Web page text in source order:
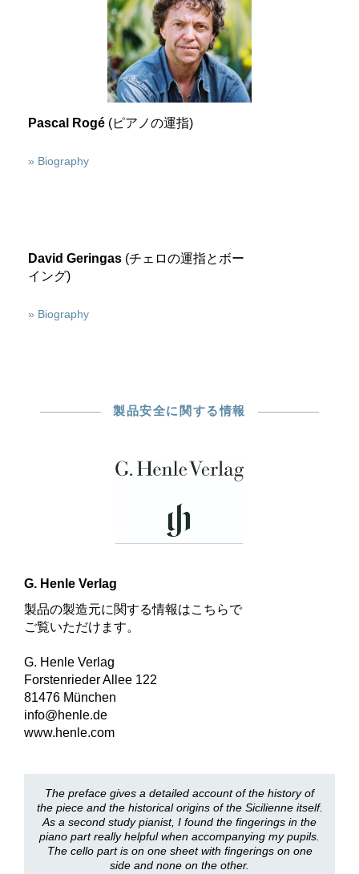
Pascal Rogé (ピアノの運指)
» Biography
David Geringas (チェロの運指とボー
イング)
» Biography
製品安全に関する情報
G. Henle Verlag
製品の製造元に関する情報はこちらで
ご覧いただけます。
G. Henle Verlag
Forstenrieder Allee 122
81476 München
info@henle.de
www.henle.com
The preface gives a detailed account of the history of
the piece and the historical origins of the Sicilienne itself.
As a second study pianist, I found the fingerings in the
piano part really helpful when accompanying my pupils.
The cello part is on one sheet with fingerings on one
side and none on the other.